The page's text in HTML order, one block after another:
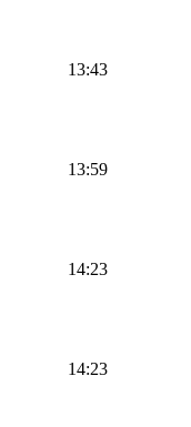
13:43
13:59
14:23
14:23